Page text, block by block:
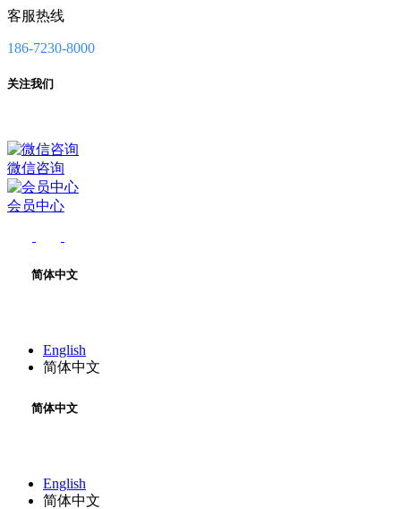
客服热线
186-7230-8000
关注我们
微信咨询
会员中心
简体中文
English
简体中文
简体中文
English
简体中文